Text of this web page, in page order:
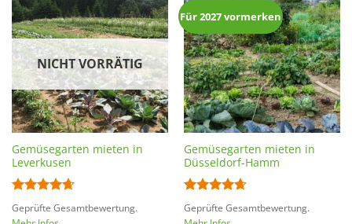
NICHT VORRÄTIG
Gemüsegarten mieten in
Leverkusen
Bewertet
mit 4.67
Geprüfte Gesamtbewertung.
Für 2027 vormerken
Gemüsegarten mieten in
Düsseldorf-Hamm
Bewertet
mit 4.67
Geprüfte Gesamtbewertung.